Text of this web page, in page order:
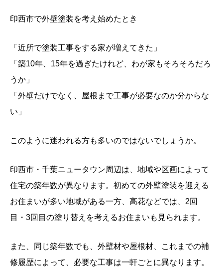
印西市で外壁塗装を考え始めたとき
「近所で塗装工事をする家が増えてきた」
「築10年、15年を過ぎたけれど、わが家もそろそろだろ
うか」
「外壁だけでなく、屋根まで工事が必要なのか分からな
い」
このように迷われる方も多いのではないでしょうか。
印西市・千葉ニュータウン周辺は、地域や区画によって
住宅の築年数が異なります。初めての外壁塗装を迎える
お住まいが多い地域がある一方、高花などでは、2回
目・3回目の塗り替えを考えるお住まいも見られます。
また、同じ築年数でも、外壁材や屋根材、これまでの補
修履歴によって、必要な工事は一軒ごとに異なります。